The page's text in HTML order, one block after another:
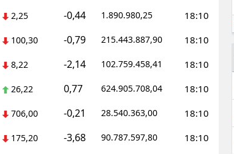
Muş
Nevşehir
Niğde
Ordu
Rize
Sakarya
2,25 -0,44 1.890.980,25 18:10
100,30 -0,79 215.443.887,90 18:10
8,22 -2,14 102.759.458,41 18:10
26,22 0,77 624.905.708,04 18:10
706,00 -0,21 28.540.363,00 18:10
175,20 -3,68 90.787.597,80 18:10